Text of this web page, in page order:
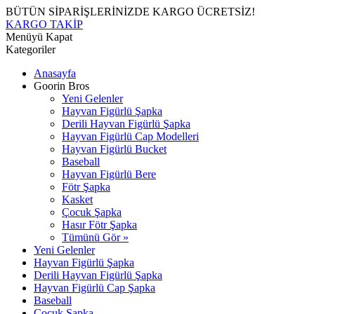
BÜTÜN SİPARİŞLERİNİZDE KARGO ÜCRETSİZ!
KARGO TAKİP
Menüyü Kapat
Kategoriler
Anasayfa
Goorin Bros
Yeni Gelenler
Hayvan Figürlü Şapka
Derili Hayvan Figürlü Şapka
Hayvan Figürlü Cap Modelleri
Hayvan Figürlü Bucket
Baseball
Hayvan Figürlü Bere
Fötr Şapka
Kasket
Çocuk Şapka
Hasır Fötr Şapka
Tümünü Gör »
Yeni Gelenler
Hayvan Figürlü Şapka
Derili Hayvan Figürlü Şapka
Hayvan Figürlü Cap Şapka
Baseball